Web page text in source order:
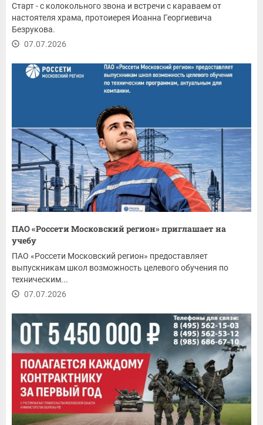
Старт - с колокольного звона и встречи с караваем от
настоятеля храма, протоиерея Иоанна Георгиевича
Безрукова.
07.07.2026
ПАО «Россети Московский регион» приглашает на
учебу
ПАО «Россети Московский регион» предоставляет
выпускникам школ возможность целевого обучения по
техническим...
07.07.2026